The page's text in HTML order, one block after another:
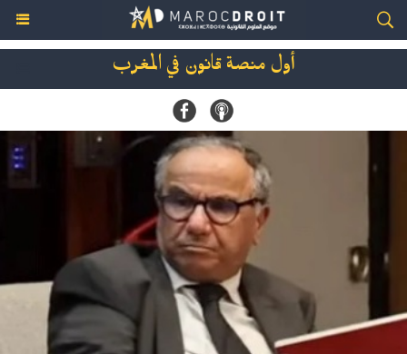
أول منصة قانون في المغرب